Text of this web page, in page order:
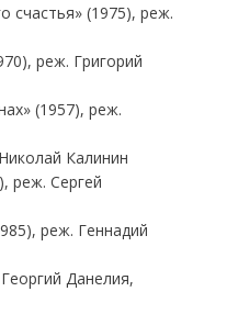
счастья» (1975), реж.
реж. Григорий
(1957), реж.
Калинин
реж. Сергей
реж. Геннадий
Данелия,